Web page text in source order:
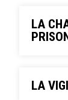
LA
LA